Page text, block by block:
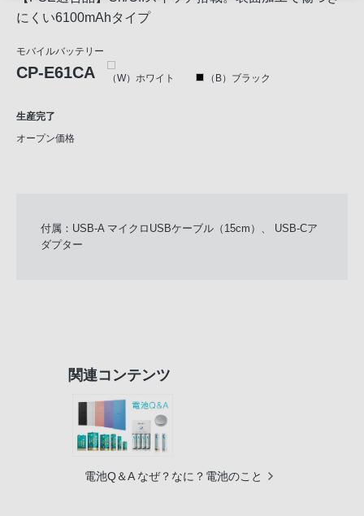
にくい6100mAhタイプ
モバイルバッテリー
CP-E61CA （W）ホワイト （B）ブラック
生産完了
オープン価格
付属：USB-A マイクロUSBケーブル（15cm）、 USB-Cア
ダプター
関連コンテンツ
電池Q＆A なぜ？なに？電池のこと